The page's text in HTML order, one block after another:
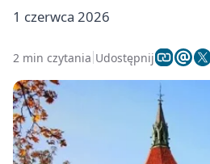
1 czerwca 2026
2 min czytania Udostępnij